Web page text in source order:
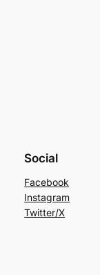
Social
Facebook
Instagram
Twitter/X